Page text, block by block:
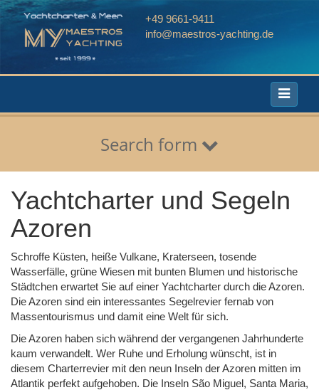
+49 9661-9411
info@maestros-yachting.de
Toggle
Search form
Yachtcharter und Segeln
Azoren
Schroffe Küsten, heiße Vulkane, Kraterseen, tosende
Wasserfälle, grüne Wiesen mit bunten Blumen und historische
Städtchen erwartet Sie auf einer Yachtcharter durch die Azoren.
Die Azoren sind ein interessantes Segelrevier fernab von
Massentourismus und damit eine Welt für sich.
Die Azoren haben sich während der vergangenen Jahrhunderte
kaum verwandelt. Wer Ruhe und Erholung wünscht, ist in
diesem Charterrevier mit den neun Inseln der Azoren mitten im
Atlantik perfekt aufgehoben. Die Inseln São Miguel, Santa Maria,